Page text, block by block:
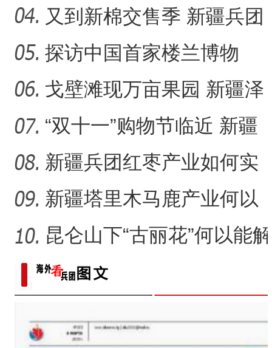
以成中国的“大漠渔乡”？
又到新棉交售季 新疆兵团
落实棉花质量追溯成效几
何
探访中国首家楼兰博物
馆：“楼兰美女”谜几何？
戈壁滩现万亩果园 新疆泽
普“小苹果”如何成为乡村
“双十一”购物节临近 新疆
本土美妆如何“出圈”？
新疆兵团红枣产业如何实
现高质量发展？
新疆塔里木马鹿产业何以
再现生机？
昆仑山下“古丽花”何以能解
千结？